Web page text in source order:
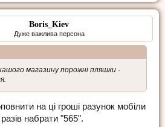
Boris_Kiev
Дуже важлива персона
магазину порожні пляшки -
на ці гроші разунок мобіли
разів набрати "565".